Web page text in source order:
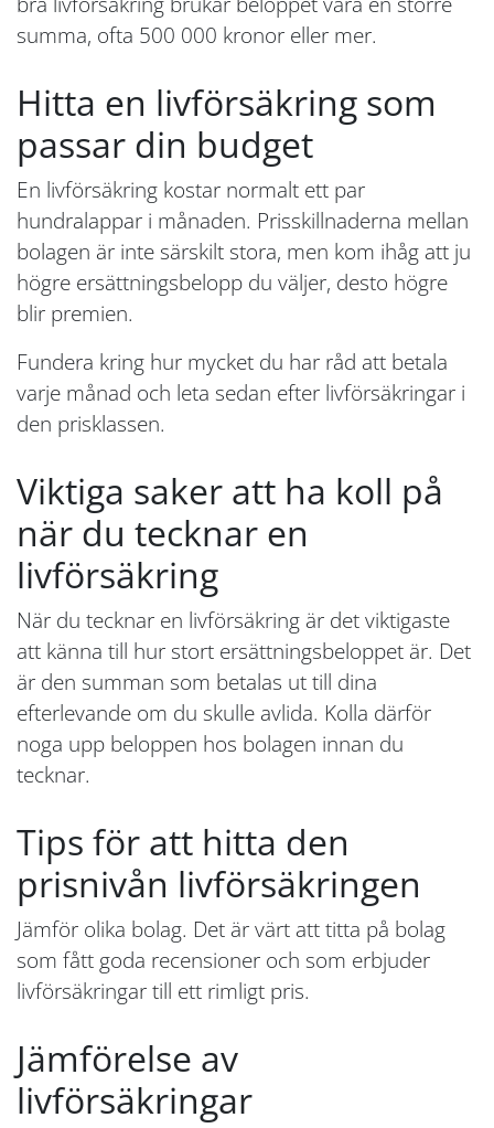
summa, ofta 500 000 kronor eller mer.
Hitta en livförsäkring som
passar din budget
En livförsäkring kostar normalt ett par
hundralappar i månaden. Prisskillnaderna mellan
bolagen är inte särskilt stora, men kom ihåg att ju
högre ersättningsbelopp du väljer, desto högre
blir premien.
Fundera kring hur mycket du har råd att betala
varje månad och leta sedan efter livförsäkringar i
den prisklassen.
Viktiga saker att ha koll på
när du tecknar en
livförsäkring
När du tecknar en livförsäkring är det viktigaste
att känna till hur stort ersättningsbeloppet är. Det
är den summan som betalas ut till dina
efterlevande om du skulle avlida. Kolla därför
noga upp beloppen hos bolagen innan du
tecknar.
Tips för att hitta den
prisnivån livförsäkringen
Jämför olika bolag. Det är värt att titta på bolag
som fått goda recensioner och som erbjuder
livförsäkringar till ett rimligt pris.
Jämförelse av
livförsäkringar